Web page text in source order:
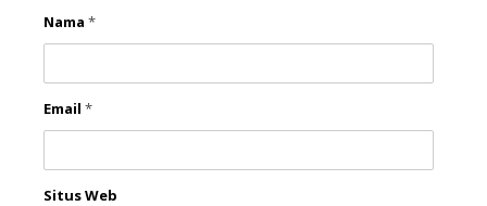
Nama *
Email *
Situs Web